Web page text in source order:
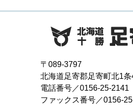
2019年02月
2019年01月
2018年04月
2018年03月
2018年01月
2017年05月
2017年04月
2017年02月
2017年01月
2016年05月
2016年04月
2016年03月
〒089-3797
北海道足寄郡足寄町北1
電話番号／0156-25-2141
ファックス番号／0156-